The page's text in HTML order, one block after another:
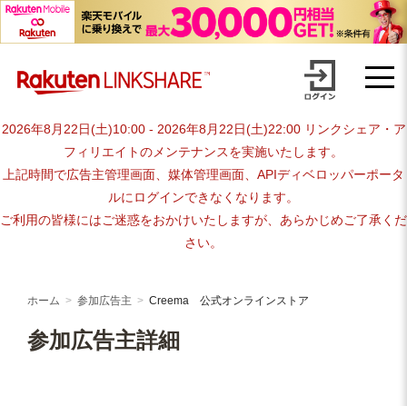
advertiser-html
2026年8月22日(土)10:00 - 2026年8月22日(土)22:00 リンクシェア・ア
フィリエイトのメンテナンスを実施いたします。
上記時間で広告主管理画面、媒体管理画面、APIディベロッパーポータ
ルにログインできなくなります。
ご利用の皆様にはご迷惑をおかけいたしますが、あらかじめご了承くだ
さい。
ホーム 参加広告主 Creema 公式オンラインストア
参加広告主詳細